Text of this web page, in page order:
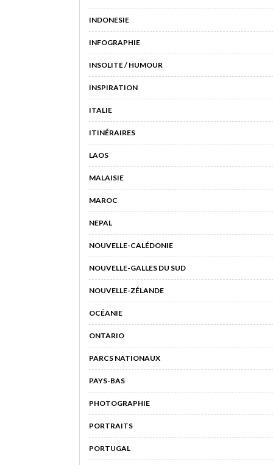
INDONESIE
INFOGRAPHIE
INSOLITE / HUMOUR
INSPIRATION
ITALIE
ITINÉRAIRES
LAOS
MALAISIE
MAROC
NEPAL
NOUVELLE-CALÉDONIE
NOUVELLE-GALLES DU SUD
NOUVELLE-ZÉLANDE
OCÉANIE
ONTARIO
PARCS NATIONAUX
PAYS-BAS
PHOTOGRAPHIE
PORTRAITS
PORTUGAL